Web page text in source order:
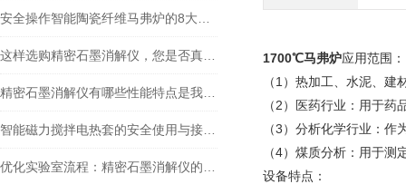
1700℃马弗炉应用范围：
（1）热加工、水泥、
（2）医药行业：用于
（3）分析化学行业：
（4）煤质分析：用于
设备特点：